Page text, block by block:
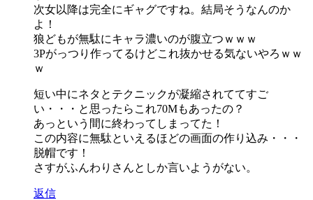
次女以降は完全にギャグですね。結局そうなんのか
よ！
狼どもが無駄にキャラ濃いのが腹立つｗｗｗ
3Pがっつり作ってるけどこれ抜かせる気ないやろｗｗ
ｗ
短い中にネタとテクニックが凝縮されててすご
い・・・と思ったらこれ70Mもあったの？
あっという間に終わってしまってた！
この内容に無駄といえるほどの画面の作り込み・・・
脱帽です！
さすがふんわりさんとしか言いようがない。
返信